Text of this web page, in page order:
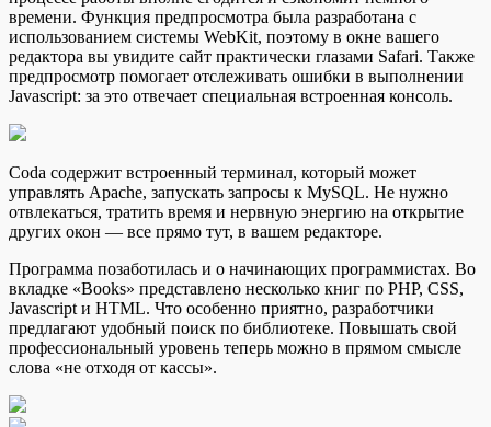
времени. Функция предпросмотра была разработана с
использованием системы WebKit, поэтому в окне вашего
редактора вы увидите сайт практически глазами Safari. Также
предпросмотр помогает отслеживать ошибки в выполнении
Javascript: за это отвечает специальная встроенная консоль.
Coda содержит встроенный терминал, который может
управлять Apache, запускать запросы к MySQL. Не нужно
отвлекаться, тратить время и нервную энергию на открытие
других окон — все прямо тут, в вашем редакторе.
Программа позаботилась и о начинающих программистах. Во
вкладке «Books» представлено несколько книг по PHP, CSS,
Javascript и HTML. Что особенно приятно, разработчики
предлагают удобный поиск по библиотеке. Повышать свой
профессиональный уровень теперь можно в прямом смысле
слова «не отходя от кассы».